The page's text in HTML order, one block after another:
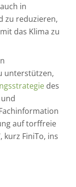
in
zu reduzieren,
das Klima zu
unterstützen,
des
auf torffreie
FiniTo, ins